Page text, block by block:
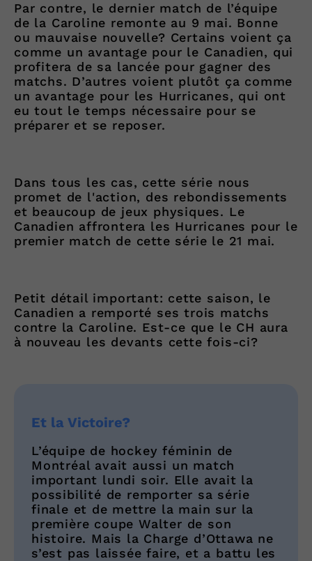
Par contre, le dernier match de l’équipe
de la Caroline remonte au 9 mai. Bonne
ou mauvaise nouvelle? Certains voient ça
comme un avantage pour le Canadien, qui
profitera de sa lancée pour gagner des
matchs. D’autres voient plutôt ça comme
un avantage pour les Hurricanes, qui ont
eu tout le temps nécessaire pour se
préparer et se reposer.
Dans tous les cas, cette série nous
promet de l'action, des rebondissements
et beaucoup de jeux physiques. Le
Canadien affrontera les Hurricanes pour le
premier match de cette série le 21 mai.
Petit détail important: cette saison, le
Canadien a remporté ses trois matchs
contre la Caroline. Est-ce que le CH aura
à nouveau les devants cette fois-ci?
Et la Victoire?
L’équipe de hockey féminin de
Montréal avait aussi un match
important lundi soir. Elle avait la
possibilité de remporter sa série
finale et de mettre la main sur la
première coupe Walter de son
histoire. Mais la Charge d’Ottawa ne
s’est pas laissée faire, et a battu les